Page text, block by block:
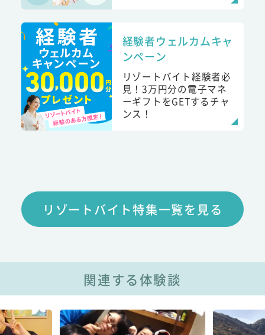
経験者ウェルカムキャ
ンペーン
リゾートバイト経験者必
見！3万円分の電子マネ
ーギフトをGETするチャ
ンス！
リゾートバイト特集一覧を見る
関連する体験談